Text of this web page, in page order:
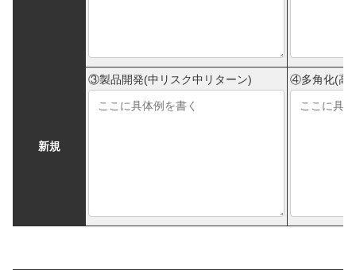
新規
③製品開発(中リスク中リターン) ④多角化(高